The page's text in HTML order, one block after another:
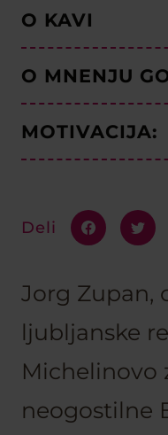
O KAVI
O MNENJU
MOTIVACIJA:
Deli
Jorg Zupan,
ljubljanske
Michelinovo
neogostilne